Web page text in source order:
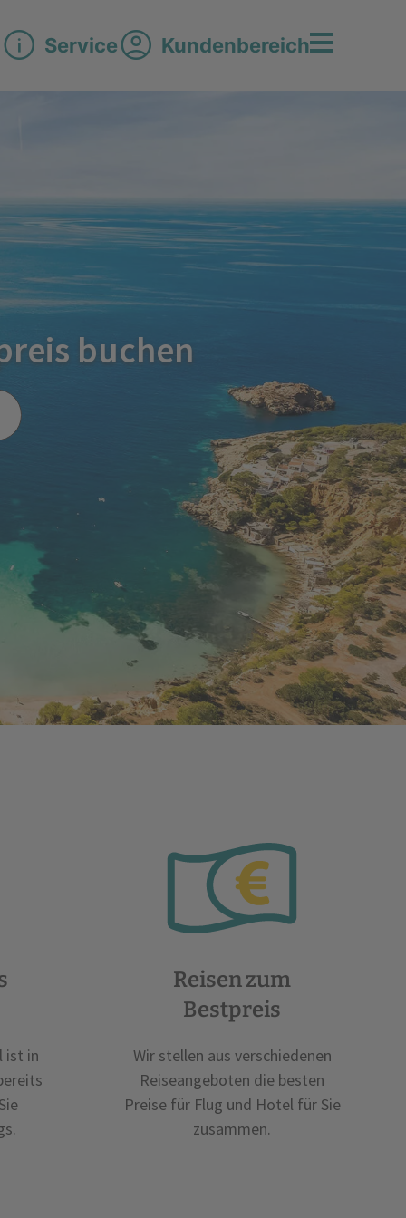
Service Kundenbereich
buchen
ist in
Reisen zum
Bestpreis
Wir stellen aus verschiedenen
Reiseangeboten die besten
Preise für Flug und Hotel für Sie
zusammen.